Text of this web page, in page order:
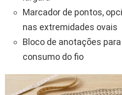
Marcador de pontos,
nas extremidades ovais
Bloco de anotações
consumo do fio